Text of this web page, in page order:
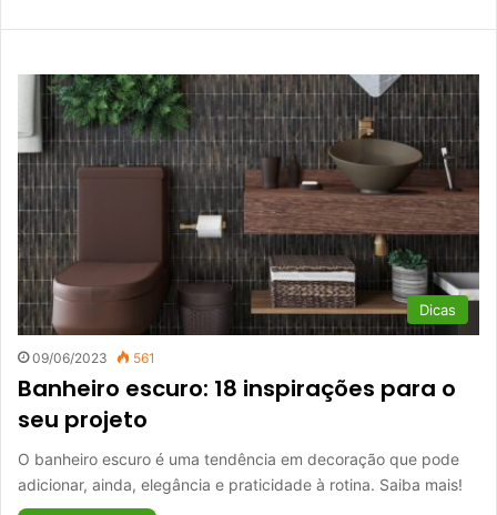
Dicas
09/06/2023 561
Banheiro escuro: 18 inspirações para o
seu projeto
O banheiro escuro é uma tendência em decoração que pode
adicionar, ainda, elegância e praticidade à rotina. Saiba mais!